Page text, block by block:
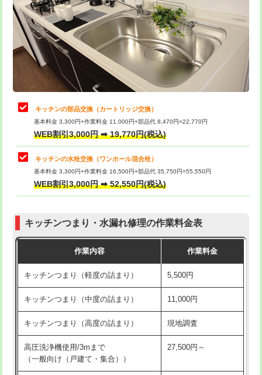
給水管工事※（支持金具設置) 5,500円
給水管工事※（保温材使用（バンド止
め込み）)
5,500円
給水管工事※（土の掘削・埋め戻し作
11,000円
給水管工事※（塩ビ管（VP・HI）使
用/3ｍまで)
給水管工事※（塩ビ管（VP・HI）使
用（追加）/3ｍ超え)
給水管工事※（ライニング鋼管・銅
管・ポリ管・HT管使用/3ｍまで)
44,000円
管・ポリ管・HT管使用/3ｍ超え)
排水管工事（土の掘削・埋め戻し作
11,000円~
排水管工事（排水管工事/3ｍまで） 55,000円
排水管工事（追加 排水管工事/3ｍ超
+11,000円
マス交換（土の掘削・埋め戻し作業）
マス交換（深さ50㎝未満）
カメラ調査 33,000円
桝清掃 8,800円
止水・漏水調査・防水処理・清掃・修
理・調整・分解・加工など（軽作業）
11,000円
止水・漏水調査・防水処理・清掃・修
理・調整・分解・加工など（中作業）
22,000円
止水・漏水調査・防水処理・清掃・修
理・調整・分解・加工など（重作業）
33,000円
お風呂タンク脱着
その他部品の脱着
式・ワンホール）)
交換・取付(排水栓・排水トラップ
22,000円+材料費
持込商品取付（単水栓）
キッチンの部品交換（カートリッジ交換）
基本料金 3,300円+作業料金 11,000円+部品代 8,470円=22,770円
WEB割引3,000円 ➡ 19,770円(税込)
キッチンの水栓交換（ワンホール混合栓）
基本料金 3,300円+作業料金 16,500円+部品代 35,750円=55,550円
WEB割引3,000円 ➡ 52,550円(税込)
キッチンつまり・水漏れ修理の作業料金表
作業内容 作業料金
キッチンつまり（軽度の詰まり） 5,500円
キッチンつまり（中度の詰まり） 11,000円
キッチンつまり（高度の詰まり） 現地調査
高圧洗浄機使用/3mまで
（一般向け（戸建て・集合））
27,500円～